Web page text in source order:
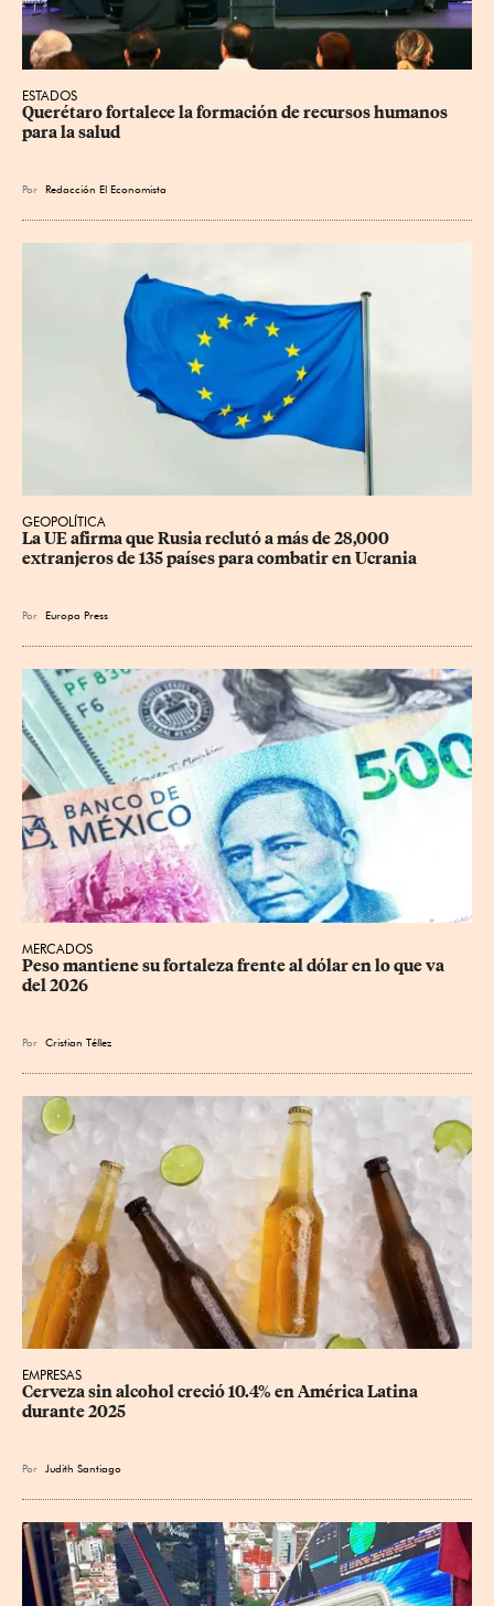
ESTADOS
Querétaro fortalece la formación de recursos humanos
para la salud
Por Redacción El Economista
GEOPOLÍTICA
La UE afirma que Rusia reclutó a más de 28,000
extranjeros de 135 países para combatir en Ucrania
Por Europa Press
MERCADOS
Peso mantiene su fortaleza frente al dólar en lo que va
del 2026
Por Cristian Téllez
EMPRESAS
Cerveza sin alcohol creció 10.4% en América Latina
durante 2025
Por Judith Santiago